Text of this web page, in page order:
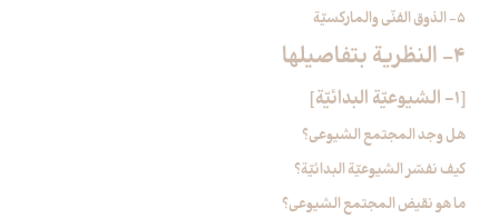
5- الذوق الفنّي والماركسيّة
4- النظرية بتفاصيلها
[1- الشيوعيّة البدائيّة]
هل وجد المجتمع الشيوعي؟
كيف نفسّر الشيوعيّة البدائيّة؟
ما هو نقيض المجتمع الشيوعي؟